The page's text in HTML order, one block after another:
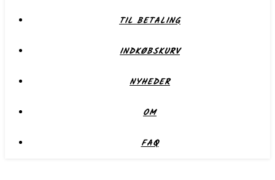
TIL BETALING
INDKØBSKURV
NYHEDER
OM
FAQ